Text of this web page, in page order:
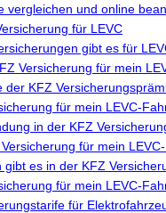
vergleichen und online
für LEVC
gibt es für
Versicherung für mein
der KFZ
für mein LEVC-
in der KFZ
für mein
es in der KFZ
für mein LEVC-
für